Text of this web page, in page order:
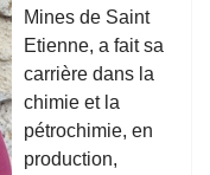
Mines de Saint
Etienne, a fait sa
carrière dans la
chimie et la
pétrochimie, en
production,